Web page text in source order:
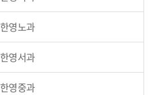
한영노과
한영서과
한영중과